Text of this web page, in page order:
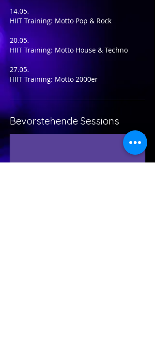
14.05.
HIIT Training: Motto Pop & Rock
20.05.
HIIT Training: Motto House & Techno
27.05.
HIIT Training: Motto 2000er
Bevorstehende Sessions